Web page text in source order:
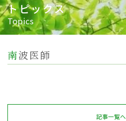
トピックス
Topics
南波医師
記事一覧へ